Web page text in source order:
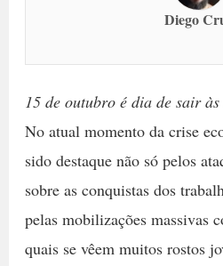
Diego
15 de outubro é dia de sair
No atual momento da crise
sido destaque não só pelos
sobre as conquistas dos
pelas mobilizações massivas
quais se vêem muitos rostos